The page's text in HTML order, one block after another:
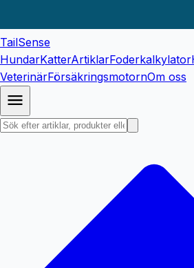
TailSense
HundarKatterArtiklarFoderkalkylator
VeterinärFörsäkringsmotornOm oss